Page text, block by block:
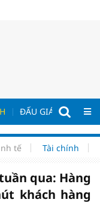
ĐẤU GIÁ - ĐẤU
tế Tài chính
qua: Hàng
khách hàng